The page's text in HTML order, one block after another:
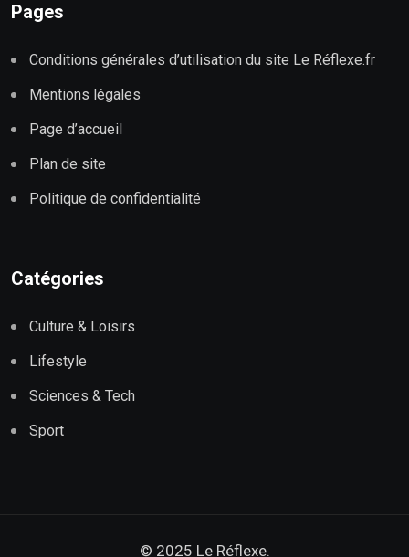
Pages
Conditions générales d’utilisation du site Le Réflexe.fr
Mentions légales
Page d’accueil
Plan de site
Politique de confidentialité
Catégories
Culture & Loisirs
Lifestyle
Sciences & Tech
Sport
© 2025 Le Réflexe.